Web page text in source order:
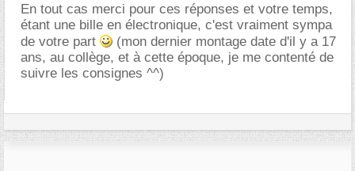
En tout cas merci pour ces réponses et votre temps,
étant une bille en électronique, c'est vraiment sympa
de votre part
(mon dernier montage date d'il y a 17
ans, au collège, et à cette époque, je me contenté de
suivre les consignes ^^)